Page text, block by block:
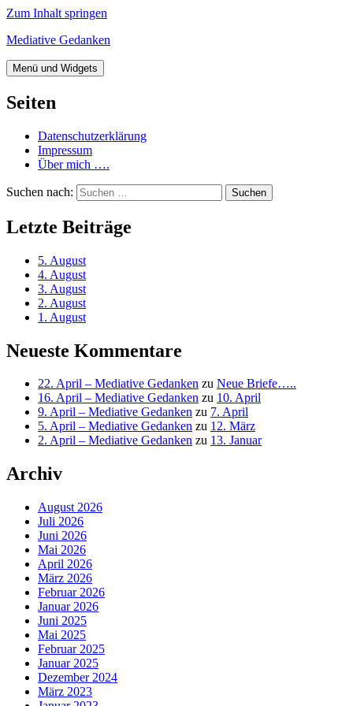
Zum Inhalt springen
Mediative Gedanken
Menü und Widgets
Seiten
Datenschutzerklärung
Impressum
Über mich ….
Suchen nach:
Letzte Beiträge
5. August
4. August
3. August
2. August
1. August
Neueste Kommentare
22. April – Mediative Gedanken zu Neue Briefe…..
16. April – Mediative Gedanken zu 10. April
9. April – Mediative Gedanken zu 7. April
5. April – Mediative Gedanken zu 12. März
2. April – Mediative Gedanken zu 13. Januar
Archiv
August 2026
Juli 2026
Juni 2026
Mai 2026
April 2026
März 2026
Februar 2026
Januar 2026
Juni 2025
Mai 2025
Februar 2025
Januar 2025
Dezember 2024
März 2023